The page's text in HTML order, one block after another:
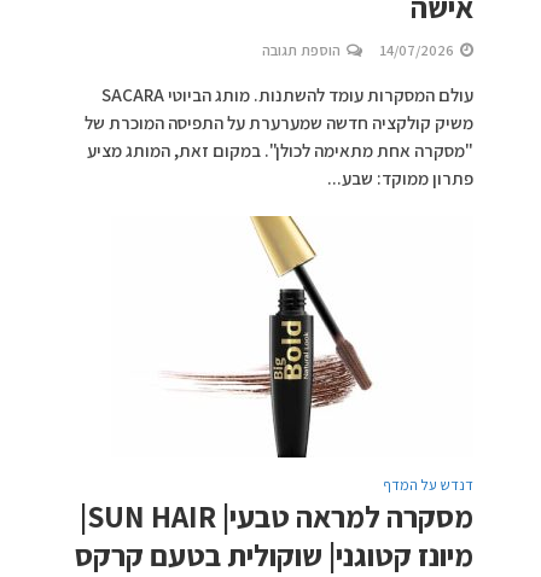
14/07/2026 הוספת תגובה
עולם המסקרות עומד להשתנות. מותג הביוטי SACARA
משיק קולקציה חדשה שמערערת על התפיסה המוכרת של
"מסקרה אחת מתאימה לכולן". במקום זאת, המותג מציע
פתרון ממוקד: שבע...
דנדש על המדף
מסקרה למראה טבעי| SUN HAIR|
מיונז קטוגני| שוקולית בטעם קרקס